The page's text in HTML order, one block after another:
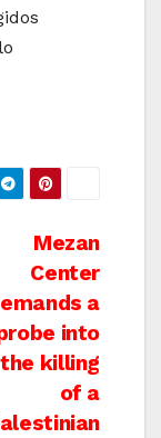
Mezan
Center
a
into
the killing
of a